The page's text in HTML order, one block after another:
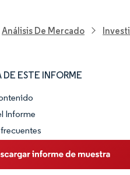
Análisis De Mercado
DE ESTE INFORME
del Mercado
del Mercado
Principales del Mercado
Informe